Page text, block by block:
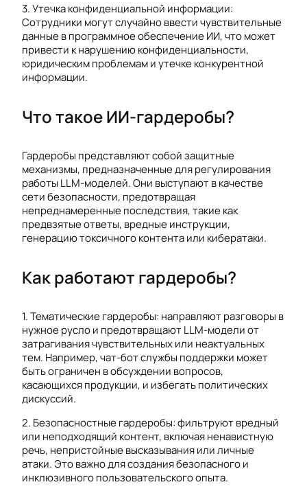
3. Утечка конфиденциальной информации:
Сотрудники могут случайно ввести чувствительные
данные в программное обеспечение ИИ, что может
привести к нарушению конфиденциальности,
юридическим проблемам и утечке конкурентной
информации.
Что такое ИИ-гардеробы?
Гардеробы представляют собой защитные
механизмы, предназначенные для регулирования
работы LLM-моделей. Они выступают в качестве
сети безопасности, предотвращая
непреднамеренные последствия, такие как
предвзятые ответы, вредные инструкции,
генерацию токсичного контента или кибератаки.
Как работают гардеробы?
1. Тематические гардеробы: направляют разговоры в
нужное русло и предотвращают LLM-модели от
затрагивания чувствительных или неактуальных
тем. Например, чат-бот службы поддержки может
быть ограничен в обсуждении вопросов,
касающихся продукции, и избегать политических
дискуссий.
2. Безопасностные гардеробы: фильтруют вредный
или неподходящий контент, включая ненавистную
речь, непристойные высказывания или личные
атаки. Это важно для создания безопасного и
инклюзивного пользовательского опыта.